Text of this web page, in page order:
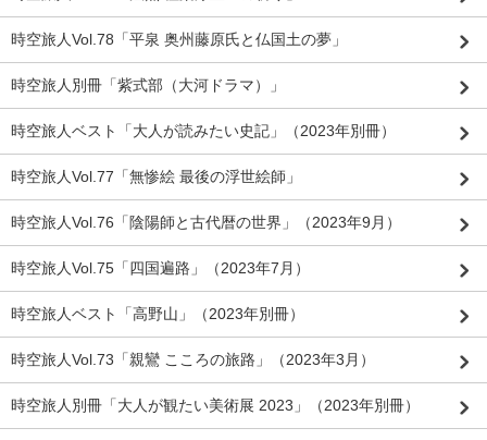
時空旅人Vol.78「平泉 奥州藤原氏と仏国土の夢」
時空旅人別冊「紫式部（大河ドラマ）」
時空旅人ベスト「大人が読みたい史記」（2023年別冊）
時空旅人Vol.77「無惨絵 最後の浮世絵師」
時空旅人Vol.76「陰陽師と古代暦の世界」（2023年9月）
時空旅人Vol.75「四国遍路」（2023年7月）
時空旅人ベスト「高野山」（2023年別冊）
時空旅人Vol.73「親鸞 こころの旅路」（2023年3月）
時空旅人別冊「大人が観たい美術展 2023」（2023年別冊）